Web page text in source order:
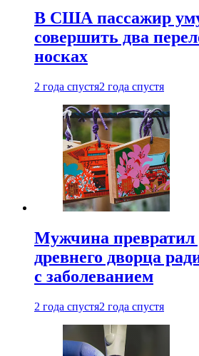
В США пассажир
совершить два
носках
2 года спустя2 года спустя
Мужчина превратил
древнего дворца
с заболеванием
2 года спустя2 года спустя